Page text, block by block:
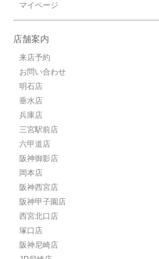
マイページ
店舗案内
来店予約
お問い合わせ
明石店
垂水店
兵庫店
三宮駅前店
六甲道店
阪神御影店
岡本店
阪神西宮店
阪神甲子園店
西宮北口店
塚口店
阪神尼崎店